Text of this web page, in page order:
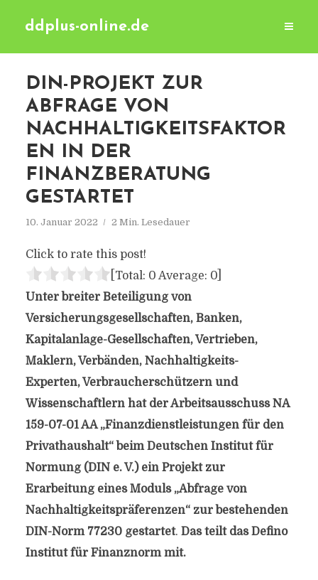
ddplus-online.de
DIN-PROJEKT ZUR
ABFRAGE VON
NACHHALTIGKEITSFAKTOR
EN IN DER
FINANZBERATUNG
GESTARTET
10. Januar 2022 2 Min. Lesedauer
Click to rate this post!
[Total: 0 Average: 0]
Unter breiter Beteiligung von
Versicherungsgesellschaften, Banken,
Kapitalanlage-Gesellschaften, Vertrieben,
Maklern, Verbänden, Nachhaltigkeits-
Experten, Verbraucherschützern und
Wissenschaftlern hat der Arbeitsausschuss NA
159-07-01 AA „Finanzdienstleistungen für den
Privathaushalt“ beim Deutschen Institut für
Normung (DIN e. V.) ein Projekt zur
Erarbeitung eines Moduls „Abfrage von
Nachhaltigkeitspräferenzen“ zur bestehenden
DIN-Norm 77230 gestartet. Das teilt das Defino
Institut für Finanznorm mit.